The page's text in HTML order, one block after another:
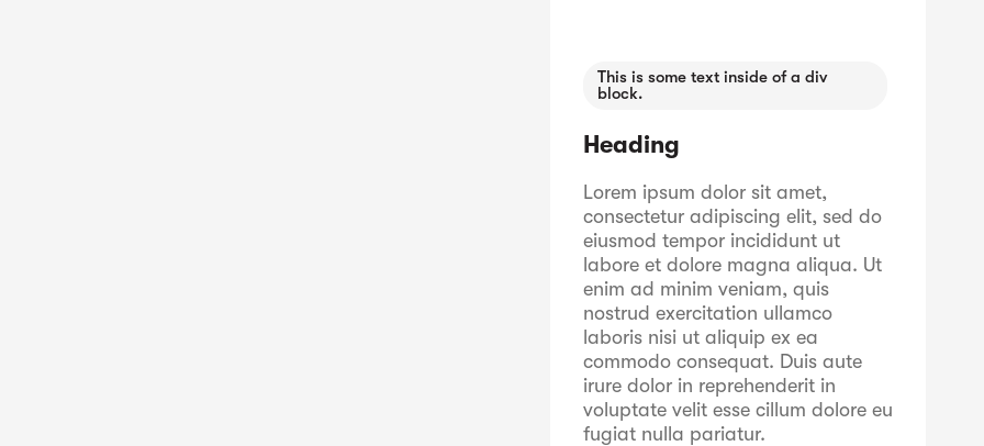
This is some text inside of a div
block.
Heading
Lorem ipsum dolor sit amet,
consectetur adipiscing elit, sed do
eiusmod tempor incididunt ut
labore et dolore magna aliqua. Ut
enim ad minim veniam, quis
nostrud exercitation ullamco
laboris nisi ut aliquip ex ea
commodo consequat. Duis aute
irure dolor in reprehenderit in
voluptate velit esse cillum dolore eu
fugiat nulla pariatur.